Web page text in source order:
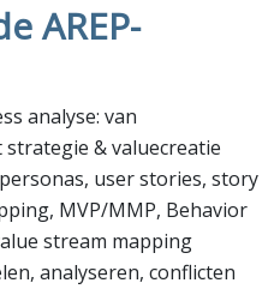
AREP-
analyse: van
& valuecreatie
user stories, story
MVP/MMP, Behavior
stream mapping
analyseren, conflicten